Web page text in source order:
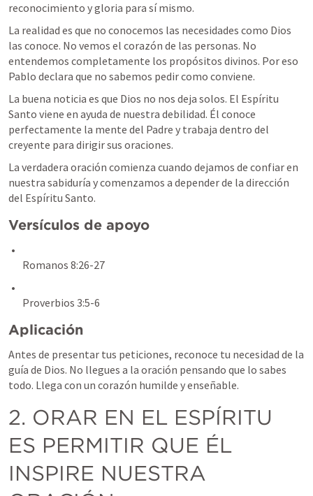
reconocimiento y gloria para sí mismo.
La realidad es que no conocemos las necesidades como Dios
las conoce. No vemos el corazón de las personas. No
entendemos completamente los propósitos divinos. Por eso
Pablo declara que no sabemos pedir como conviene.
La buena noticia es que Dios no nos deja solos. El Espíritu
Santo viene en ayuda de nuestra debilidad. Él conoce
perfectamente la mente del Padre y trabaja dentro del
creyente para dirigir sus oraciones.
La verdadera oración comienza cuando dejamos de confiar en
nuestra sabiduría y comenzamos a depender de la dirección
del Espíritu Santo.
Versículos de apoyo
Romanos 8:26-27
Proverbios 3:5-6
Aplicación
Antes de presentar tus peticiones, reconoce tu necesidad de la
guía de Dios. No llegues a la oración pensando que lo sabes
todo. Llega con un corazón humilde y enseñable.
2. ORAR EN EL ESPÍRITU
ES PERMITIR QUE ÉL
INSPIRE NUESTRA